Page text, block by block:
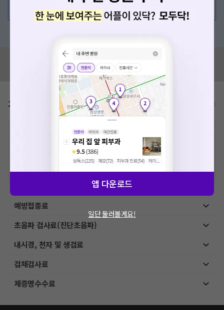
💬 무엇이든 물어보세요
혹시 잘못된 병원정보가 있나요?
모두닥 팀에 알려주세요!
가격표 비급여/급여 진료란?
추가비용 등으로 실제 가격과 상이할 수 있으니, 정확
한 가격은 해당 의료기관에 직접 문의해주세요.
건강보험심사평가원에 고지되어 있는 급여 진료 기준 가
격입니다. (진료와 연관된 복합적인 비용이 추가되어, 병원마다 금액이 다르게
산정될 수 있는 점 참고 바랍니다.)
※ 이벤트가, 할인가는VAT 포함
예방접종료
초음파 검사료(진단초음파)
내시경, 천자 및 생검료
검체검사료
제증명수수료
앱 다운로드
일단 둘러볼게요!